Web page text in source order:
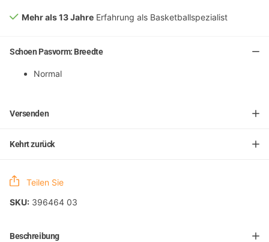
Mehr als 13 Jahre Erfahrung als Basketballspezialist
Schoen Pasvorm: Breedte
Normal
Versenden
Kehrt zurück
Teilen Sie
SKU: 396464 03
Beschreibung